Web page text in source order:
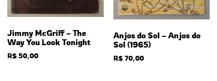
Jimmy McGriff – The
Way You Look Tonight
R$50,00
Anjos do Sol – Anjos do
Sol (1965)
R$70,00